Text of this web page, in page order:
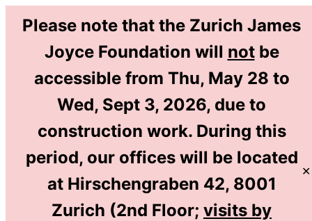
Please note that the Zurich James
Joyce Foundation will notbe
accessible from Thu, May 28 to
Wed, Sept 3, 2026, due to
construction work. During this
period, our offices will be located
at Hirschengraben 42, 8001
Zurich (2nd Floor; visits by
✕